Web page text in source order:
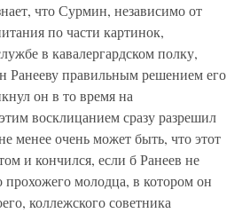
что Сурмин, независимо от
по части картинок,
в кавалергардском полку,
Ранееву правильным решением его
он в то время на
восклицанием сразу разрешил
менее очень может быть, что этот
и кончился, если б Ранеев не
прохожего молодца, в котором он
коллежского советника